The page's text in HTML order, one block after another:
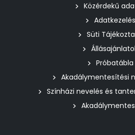
Közérdekű
Adatkezelés
Süti
Próbatábla
Akadálymentesítési
Színházi nevelés és